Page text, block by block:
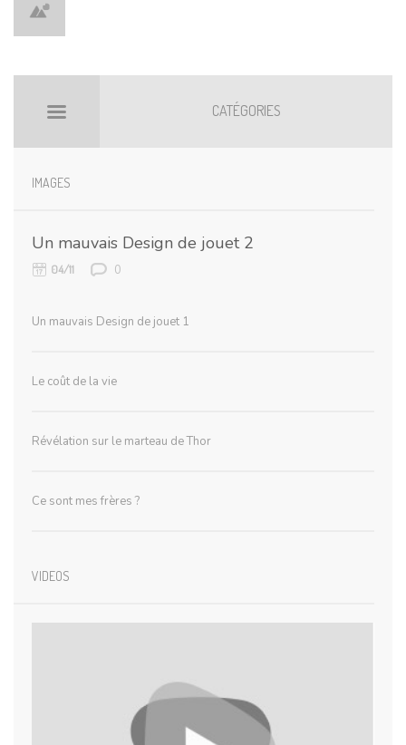
CATÉGORIES
IMAGES
Un mauvais Design de jouet 2
04/11 0
Un mauvais Design de jouet 1
Le coût de la vie
Révélation sur le marteau de Thor
Ce sont mes frères ?
VIDEOS